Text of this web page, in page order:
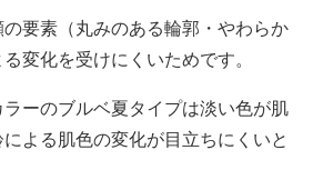
要素（丸みのある輪郭・やわらか
変化を受けにくいためです。
ーのブルベ夏タイプは淡い色が肌
よる肌色の変化が目立ちにくいと